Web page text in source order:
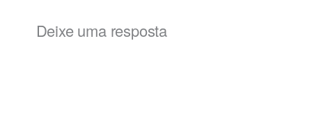
Deixe uma resposta